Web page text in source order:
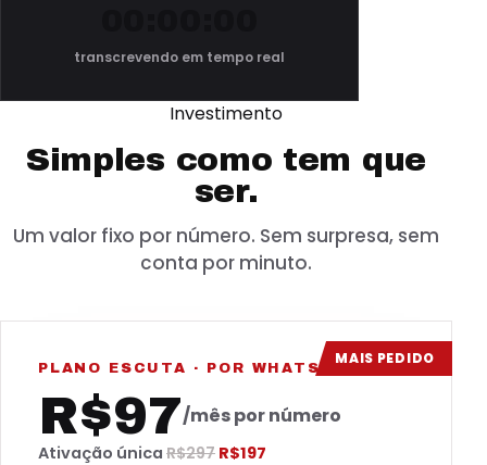
transcrevendo em tempo real
Investimento
Simples como tem que
ser.
Um valor fixo por número. Sem surpresa, sem
conta por minuto.
MAIS PEDIDO
PLANO ESCUTA · POR WHATSAPP
R$97/mês por número
Ativação única R$297 R$197